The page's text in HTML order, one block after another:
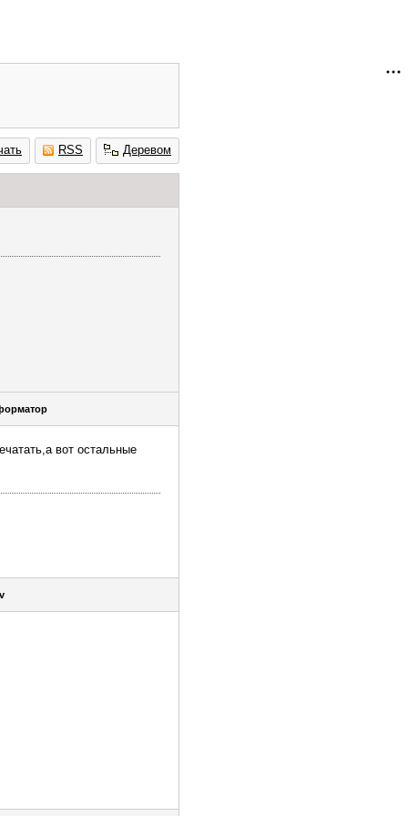
RSS Деревом
вот остальные